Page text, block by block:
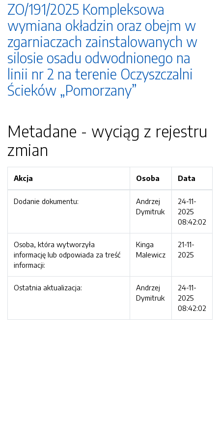
ZO/191/2025 Kompleksowa
wymiana okładzin oraz obejm w
zgarniaczach zainstalowanych w
silosie osadu odwodnionego na
linii nr 2 na terenie Oczyszczalni
Ścieków „Pomorzany”
Metadane - wyciąg z rejestru
zmian
Akcja Osoba Data
Dodanie dokumentu:
Andrzej
Dymitruk
24-11-
2025
08:42:02
Osoba, która wytworzyła
informację lub odpowiada za treść
informacji:
Kinga
Malewicz
21-11-
2025
Ostatnia aktualizacja:
Andrzej
Dymitruk
24-11-
2025
08:42:02